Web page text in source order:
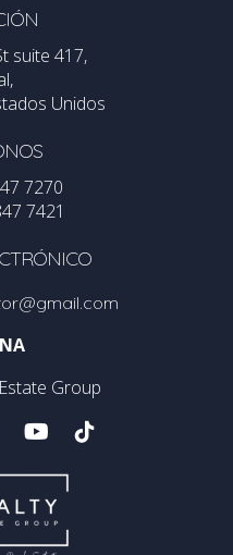
suite 417,
Unidos
7270
7421
Group